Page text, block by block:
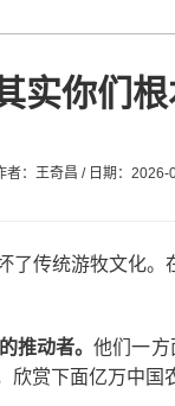
实你们根
者：王奇昌 / 日期：2026-
传统游牧文化
推动者。他们一方
赏下面亿万中国